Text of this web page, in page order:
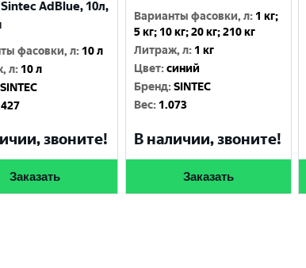
Sintec AdBlue, 10л,
фасовки, л: 10 л
л: 10 л
SINTEC
звоните!
Заказать
Варианты фасовки, л: 1 кг;
5 кг; 10 кг; 20 кг; 210 кг
Литраж, л: 1 кг
Цвет:синий
Бренд:SINTEC
Вес: 1.073
В наличии, звоните!
Заказать